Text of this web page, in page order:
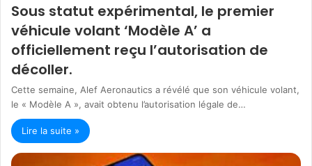
Sous statut expérimental, le premier
véhicule volant ‘Modèle A’ a
officiellement reçu l’autorisation de
décoller.
Cette semaine, Alef Aeronautics a révélé que son véhicule volant,
le « Modèle A », avait obtenu l’autorisation légale de…
Lire la suite »